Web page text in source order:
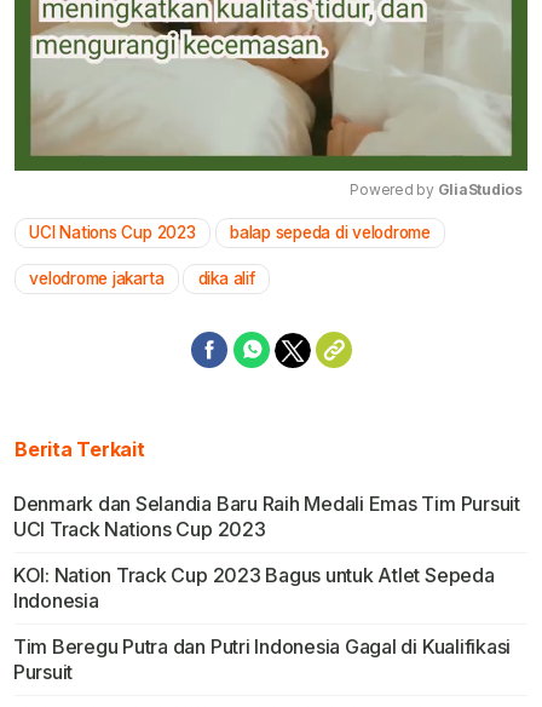
Mute
Powered by GliaStudios
UCI Nations Cup 2023 balap sepeda di velodrome
velodrome jakarta dika alif
Berita Terkait
Denmark dan Selandia Baru Raih Medali Emas Tim Pursuit
UCI Track Nations Cup 2023
KOI: Nation Track Cup 2023 Bagus untuk Atlet Sepeda
Indonesia
Tim Beregu Putra dan Putri Indonesia Gagal di Kualifikasi
Pursuit